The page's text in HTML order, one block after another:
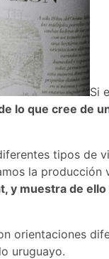
Si
lo que cree de
tipos de
la
muestra de
orientaciones
uruguayo.